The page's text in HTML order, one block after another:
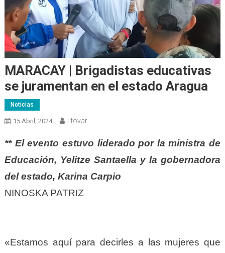
MARACAY | Brigadistas educativas
se juramentan en el estado Aragua
Noticias
15 Abril, 2024 Ltovar
** El evento estuvo liderado por la ministra de
Educación, Yelitze Santaella y la gobernadora
del estado, Karina Carpio
NINOSKA PATRIZ
«Estamos aquí para decirles a las mujeres que